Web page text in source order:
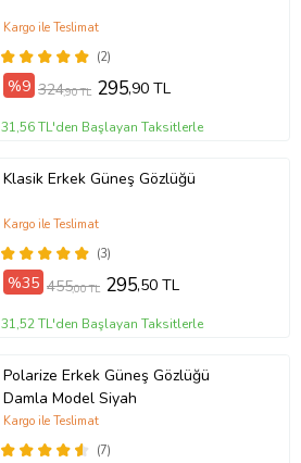
(2)
Kargo ile Teslimat
%9 324,90 TL 295,90 TL
31,56 TL'den Başlayan Taksitlerle
Klasik Erkek Güneş Gözlüğü
(3)
Kargo ile Teslimat
%35 455,00 TL 295,50 TL
31,52 TL'den Başlayan Taksitlerle
Polarize Erkek Güneş Gözlüğü
Damla Model Siyah
(7)
Kargo ile Teslimat